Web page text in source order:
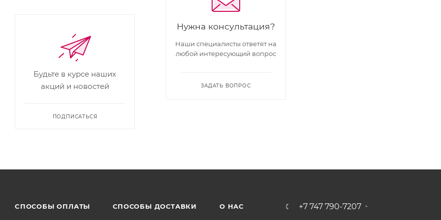
Нужна консультация?
Наши специалисты ответят на
любой интересующий вопрос
ЗАДАТЬ ВОПРОС
Будьте в курсе наших
акций и новостей
ПОДПИСАТЬСЯ
CПОСОБЫ ОПЛАТЫ СПОСОБЫ ДОСТАВКИ О НАС +7 747 790-7207